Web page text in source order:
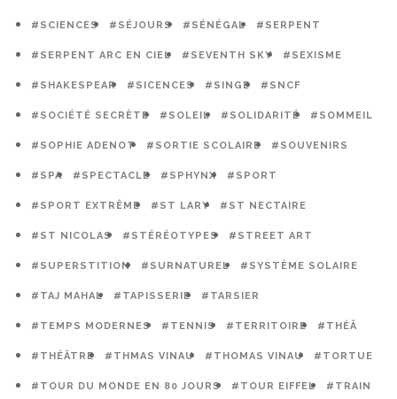
#SCIENCES #SÉJOURS #SÉNÉGAL #SERPENT
#SERPENT ARC EN CIEL #SEVENTH SKY #SEXISME
#SHAKESPEAR #SICENCES #SINGE #SNCF
#SOCIÉTÉ SECRÈTE #SOLEIL #SOLIDARITÉ #SOMMEIL
#SOPHIE ADENOT #SORTIE SCOLAIRE #SOUVENIRS
#SPA #SPECTACLE #SPHYNX #SPORT
#SPORT EXTRÊME #ST LARY #ST NECTAIRE
#ST NICOLAS #STÉRÉOTYPES #STREET ART
#SUPERSTITION #SURNATUREL #SYSTÈME SOLAIRE
#TAJ MAHAL #TAPISSERIE #TARSIER
#TEMPS MODERNES #TENNIS #TERRITOIRE #THÉÂ
#THÉÂTRE #THMAS VINAU #THOMAS VINAU #TORTUE
#TOUR DU MONDE EN 80 JOURS #TOUR EIFFEL #TRAIN